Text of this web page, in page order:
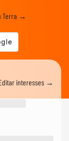
Terra →
interesses →